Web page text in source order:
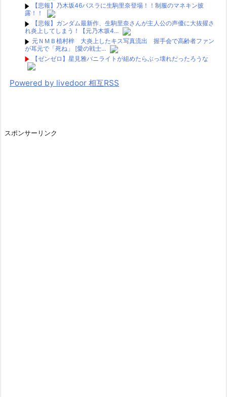
【悲報】乃木坂46バスラに生駒里奈登場！！制服のマネキン披
露！！
【悲報】ガンダム最新作、生駒里奈さんが主人公の声優に大抜擢さ
れ炎上してしまう！【元乃木坂4...
元ＮＭＢ植村梓 大炎上したキス写真流出 握手会で高齢者ファン
が耳元で「死ね」 [愛の戦士...
【ゼンゼロ】星見雅バニライトが組めたらぶっ壊れだったろうな
Powered by livedoor 相互RSS
スポンサーリンク